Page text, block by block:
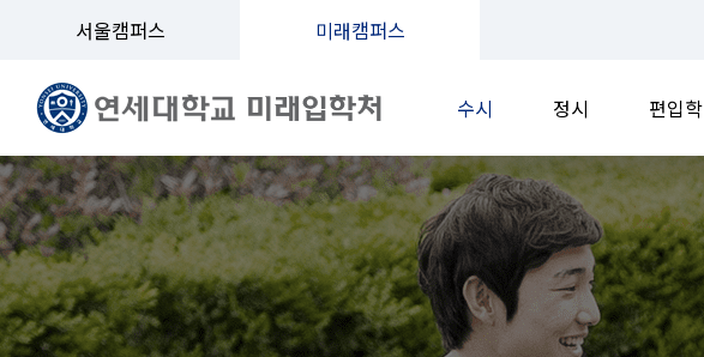
서울캠퍼스 미래캠퍼스
수시 정시 편입학